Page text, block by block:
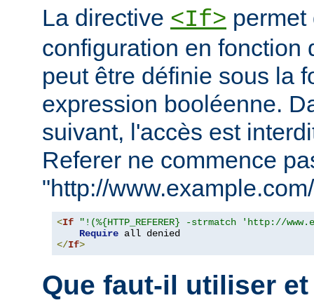
La directive <If> permet
configuration en fonction
peut être définie sous la
expression booléenne.
suivant, l'accès est
Referer ne commence
"http://
<If
"!(%{HTTP_REFERER} -strmatch 'http://
Require
</If>
Que faut-il utiliser